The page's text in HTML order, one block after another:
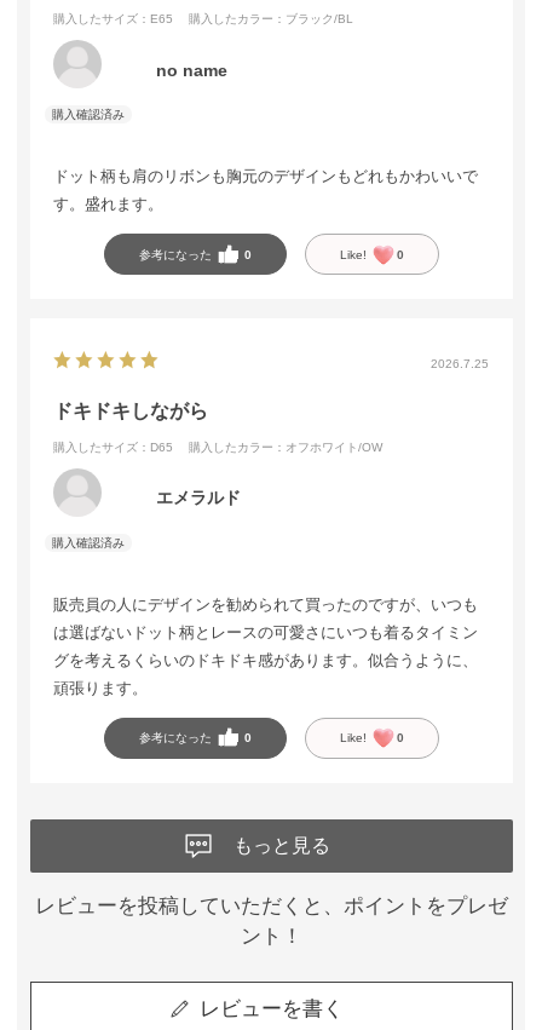
購入したサイズ：E65 購入したカラー：ブラック/BL
no name
ドット柄も肩のリボンも胸元のデザインもどれもかわいいで
す。盛れます。
参考になった 0 Like! 0
2026.7.25
ドキドキしながら
購入したサイズ：D65 購入したカラー：オフホワイト/OW
エメラルド
販売員の人にデザインを勧められて買ったのですが、いつも
は選ばないドット柄とレースの可愛さにいつも着るタイミン
グを考えるくらいのドキドキ感があります。似合うように、
頑張ります。
参考になった 0 Like! 0
もっと見る
レビューを投稿していただくと、ポイントをプレゼ
ント！
レビューを書く